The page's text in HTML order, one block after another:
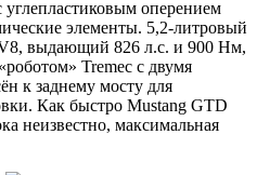
оперением
элементы. 5,2-литровый
выдающий 826 л.с. и 900 Нм,
Tremec с двумя
к заднему мосту для
Как быстро Mustang GTD
неизвестно, максимальная